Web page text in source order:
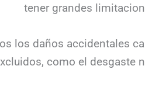
tener grandes
los daños accidentales
como el desgaste